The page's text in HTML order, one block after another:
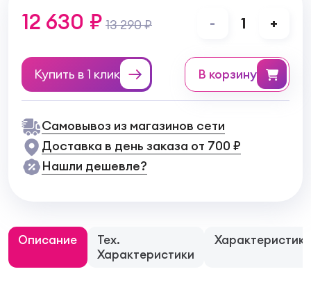
12 630 ₽ 13 290 ₽ - 1 +
Купить в 1 клик в корзину
Самовывоз из магазинов сети
Доставка в день заказа от 700 ₽
Нашли дешевле?
Описание
Тех.
Характеристики
Характеристики